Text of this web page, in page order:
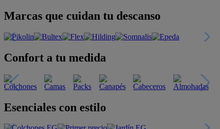
Marcas que cuidan tu descanso
Confort a tu medida
Esenciales con estilo